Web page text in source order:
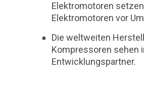
Elektromotoren
Elektromotoren vor
Die weltweiten
Kompressoren sehen
Entwicklungspartner.